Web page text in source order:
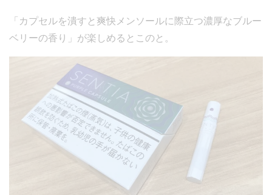
「カプセルを潰すと爽快メンソールに際立つ濃厚なブルー
ベリーの香り」が楽しめるとこのと。